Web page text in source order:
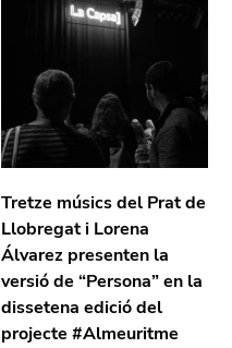
Tretze músics del Prat de
Llobregat i Lorena
Álvarez presenten la
versió de “Persona” en la
dissetena edició del
projecte #Almeuritme